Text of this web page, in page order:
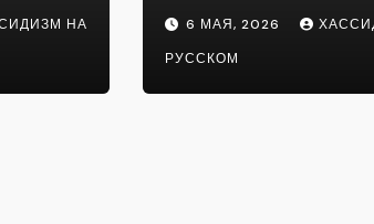
НА
6 МАЯ, 2026
РУССКОМ